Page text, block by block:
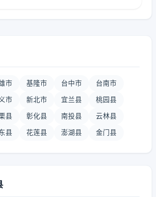
市 基隆市 台中市 台南市
市 新北市 宜兰县 桃园县
县 彰化县 南投县 云林县
县 花莲县 澎湖县 金门县